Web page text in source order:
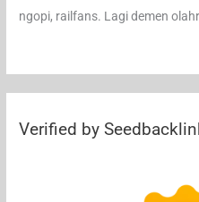
ngopi, railfans. Lagi demen
Verified by